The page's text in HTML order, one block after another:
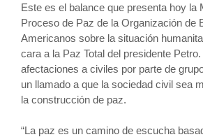
Este es el balance que presenta hoy la
Proceso de Paz de la Organización de
Americanos sobre la situación
cara a la Paz Total del presidente
afectaciones a civiles por parte de
un llamado a que la sociedad civil sea
la construcción de paz.
“La paz es un camino de escucha